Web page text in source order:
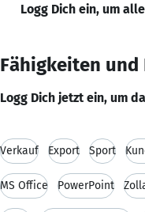
Logg Dich ein, um
Fähigkeiten
Logg Dich jetzt ein, um
Verkauf Export Sport
MS Office PowerPoint